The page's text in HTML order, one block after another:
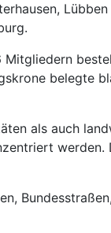
belegte
als auch